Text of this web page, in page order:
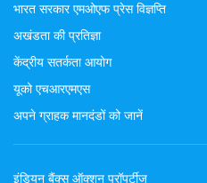
भारत सरकार एमओएफ प्रेस विज्ञप्ति
अखंडता की प्रतिज्ञा
केंद्रीय सतर्कता आयोग
यूको एचआरएमएस
अपने ग्राहक मानदंडों को जानें
इंडियन बैंक्स ऑक्शन प्रॉपर्टीज